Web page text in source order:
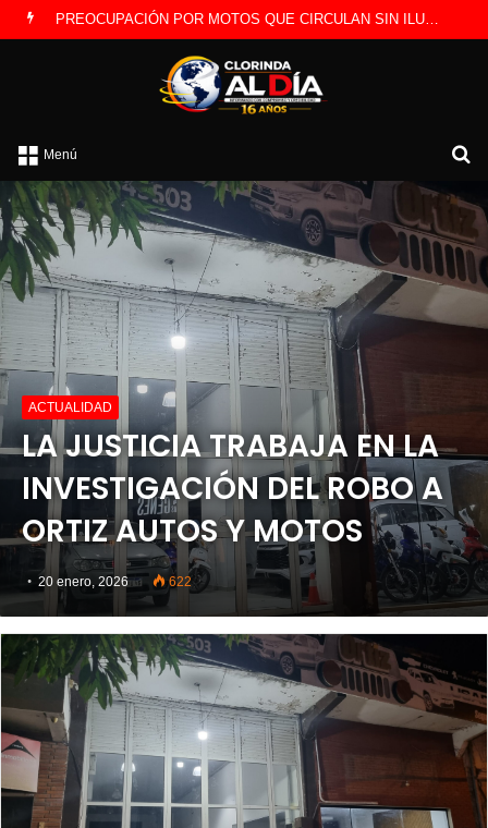
PREOCUPACIÓN POR MOTOS QUE CIRCULAN SIN ILUMINACIÓN
Menú
ACTUALIDAD
LA JUSTICIA TRABAJA EN LA
INVESTIGACIÓN DEL ROBO A
ORTIZ AUTOS Y MOTOS
20 enero, 2026 622